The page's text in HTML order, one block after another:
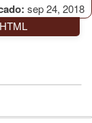
sep 24, 2018
HTML